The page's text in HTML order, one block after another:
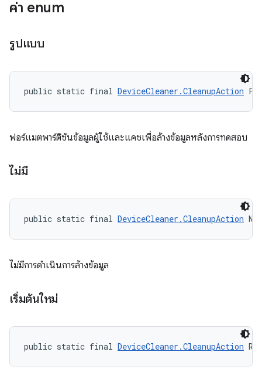
ค่า enum
รูปแบบ
public static final DeviceCleaner.CleanupAction
ฟอร์แมตพาร์ติชันข้อมูลผู้ใช้และแคชเพื่อล้างข้อมูลหลังการทดสอบ
ไม่มี
public static final DeviceCleaner.CleanupAction
ไม่มีการดำเนินการล้างข้อมูล
เริ่มต้นใหม่
public static final DeviceCleaner.CleanupAction